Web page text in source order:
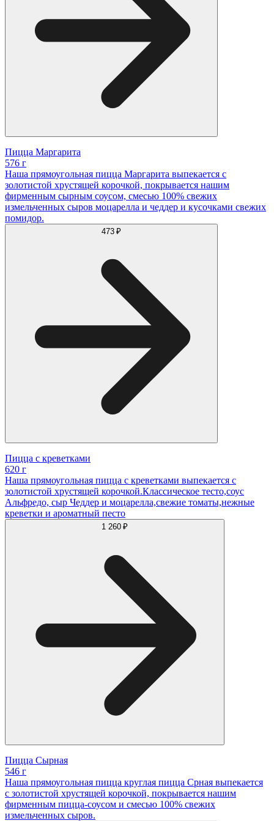
Пицца Маргарита
576 г
Наша прямоугольная пицца Маргарита выпекается с
золотистой хрустящей корочкой, покрывается нашим
фирменным сырным соусом, смесью 100% свежих
измельченных сыров моцарелла и чеддер и кусочками свежих
помидор.
473 ₽
Пицца с креветками
620 г
Наша прямоугольная пицца с креветками выпекается с
золотистой хрустящей корочкой.Классическое тесто,соус
Альфредо, сыр Чеддер и моцарелла,свежие томаты,нежные
креветки и ароматный песто
1 260 ₽
Пицца Сырная
546 г
Наша прямоугольная пицца круглая пицца Срная выпекается
с золотистой хрустящей корочкой, покрывается нашим
фирменным пицца-соусом и смесью 100% свежих
измельченных сыров.